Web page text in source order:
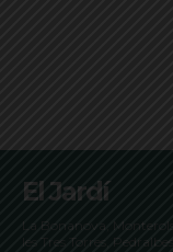
El Jardí
La Bonanova,
les Tres Torres,